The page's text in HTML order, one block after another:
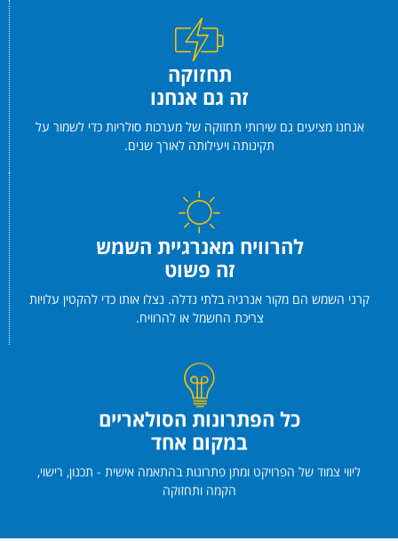
תחזוקה
זה גם אנחנו
אנחנו מציעים גם שירותי תחזוקה של מערכות סולריות כדי לשמור על
תקינותה ויעילותה לאורך שנים.
להרוויח מאנרגיית השמש
זה פשוט
קרני השמש הם מקור אנרגיה בלתי נדלה. נצלו אותו כדי להקטין עלויות
צריכת החשמל או להרוויח.
כל הפתרונות הסולאריים
במקום אחד
ליווי צמוד של הפרויקט ומתן פתרונות בהתאמה אישית - תכנון, רישוי,
הקמה ותחזוקה